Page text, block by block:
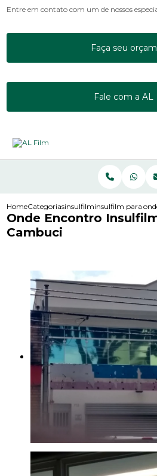
Entre em contato com um de nossos
Faça seu
Fale com a AL
HomeCategoriasinsulfilminsulfilm para
Onde Encontro
Cambuci